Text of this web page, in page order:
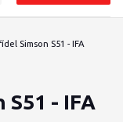
Simson S51 - IFA
- IFA